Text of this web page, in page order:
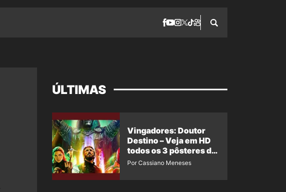
ÚLTIMAS
Vingadores: Doutor
Destino – Veja em HD
todos os 3 pôsteres de
‘Doomsday’ + 1 imagem
Por Cassiano Meneses